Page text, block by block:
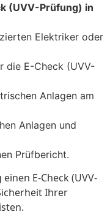
(UVV-Prüfung) in
Elektriker oder
die E-Check (UVV-
Anlagen am
Anlagen und
Prüfbericht.
E-Check (UVV-
Ihrer